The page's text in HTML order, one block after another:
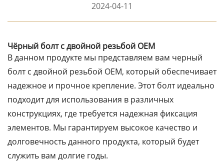
2024-04-11
Чёрный болт с двойной резьбой OEM
В данном продукте мы представляем вам черный
болт с двойной резьбой OEM, который обеспечивает
надежное и прочное крепление. Этот болт идеально
подходит для использования в различных
конструкциях, где требуется надежная фиксация
элементов. Мы гарантируем высокое качество и
долговечность данного продукта, который будет
служить вам долгие годы.